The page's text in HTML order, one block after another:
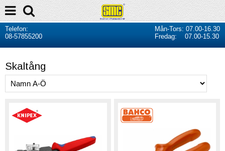
Telefon:
08-57855200
Mån-Tors: 07.00-16.30
Fredag: 07.00-15.30
Skaltång